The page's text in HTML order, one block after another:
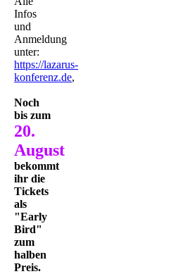
Infos
und
Anmeldung
unter:
https://lazarus-
konferenz.de,
Noch
bis zum
20.
August
bekommt
ihr die
Tickets
als
"Early
Bird"
zum
halben
Preis.